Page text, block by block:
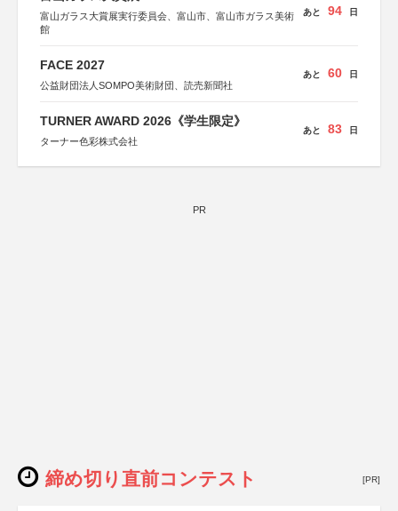
富山ガラス大賞展実行委員会、富山市、富山市ガラス美術
館
あと 94 日
FACE 2027
公益財団法人SOMPO美術財団、読売新聞社
あと 60 日
TURNER AWARD 2026《学生限定》
ターナー色彩株式会社
あと 83 日
PR
締め切り直前コンテスト [PR]